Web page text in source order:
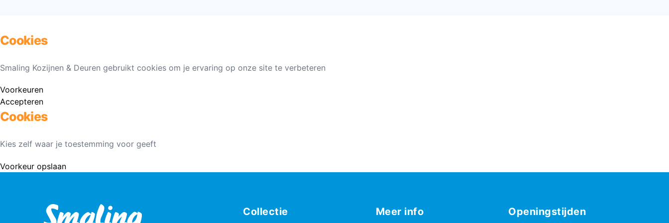
Cookies
Smaling Kozijnen & Deuren gebruikt cookies om je ervaring op onze site te verbeteren
Voorkeuren
Accepteren
Cookies
Kies zelf waar je toestemming voor geeft
Voorkeur opslaan
Collectie Meer info Openingstijden